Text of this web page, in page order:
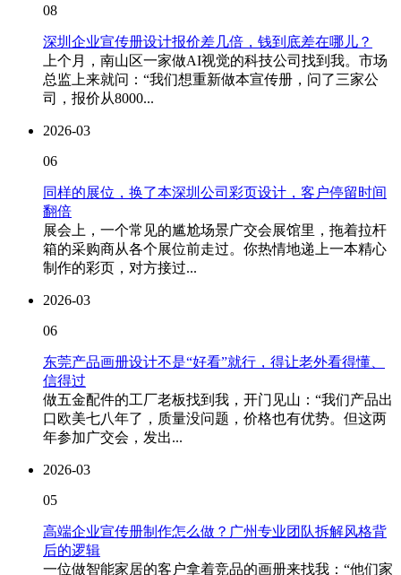
08
深圳企业宣传册设计报价差几倍，钱到底差在哪儿？
上个月，南山区一家做AI视觉的科技公司找到我。市场
总监上来就问：“我们想重新做本宣传册，问了三家公
司，报价从8000...
2026-03
06
同样的展位，换了本深圳公司彩页设计，客户停留时间
翻倍
展会上，一个常见的尴尬场景广交会展馆里，拖着拉杆
箱的采购商从各个展位前走过。你热情地递上一本精心
制作的彩页，对方接过...
2026-03
06
东莞产品画册设计不是“好看”就行，得让老外看得懂、
信得过
做五金配件的工厂老板找到我，开门见山：“我们产品出
口欧美七八年了，质量没问题，价格也有优势。但这两
年参加广交会，发出...
2026-03
05
高端企业宣传册制作怎么做？广州专业团队拆解风格背
后的逻辑
一位做智能家居的客户拿着竞品的画册来找我：“他们家